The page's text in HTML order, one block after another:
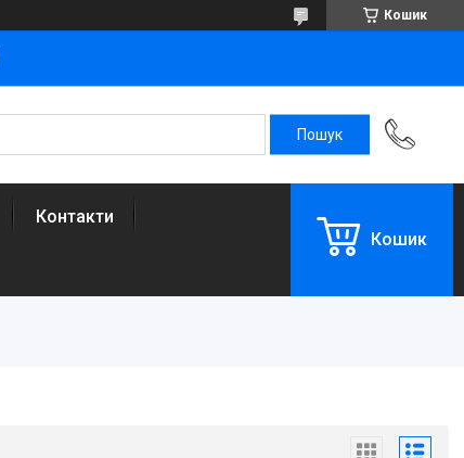
Кошик
Контакти
Кошик